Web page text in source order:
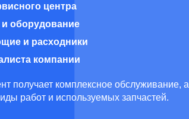
центра
оборудование
и расходники
компании
получает комплексное обслуживание, а
работ и используемых запчастей.